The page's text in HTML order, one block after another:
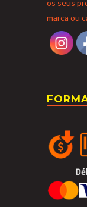
os seus
marca ou